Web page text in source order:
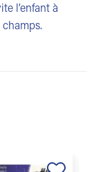
l’enfant à